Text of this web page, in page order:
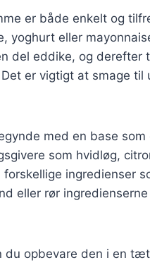
er både enkelt og
eller
del eddike, og
er vigtigt at smage til
med en base
som hvidløg,
ingredienser
eller rør
du opbevare den i en